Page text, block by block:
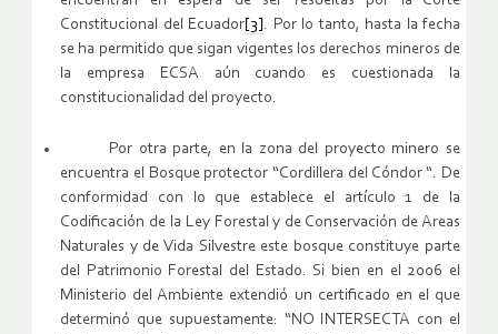
Constitucional del Ecuador[3] . Por lo tanto, hasta la fecha
se ha permitido que sigan vigentes los derechos mineros de
la empresa ECSA aún cuando es cuestionada la
constitucionalidad del proyecto.
Por otra parte, en la zona del proyecto minero se
encuentra el Bosque protector “Cordillera del Cóndor “. De
conformidad con lo que establece el artículo 1 de la
Codificación de la Ley Forestal y de Conservación de Areas
Naturales y de Vida Silvestre este bosque constituye parte
del Patrimonio Forestal del Estado. Si bien en el 2006 el
Ministerio del Ambiente extendió un certificado en el que
determinó que supuestamente: “NO INTERSECTA con el